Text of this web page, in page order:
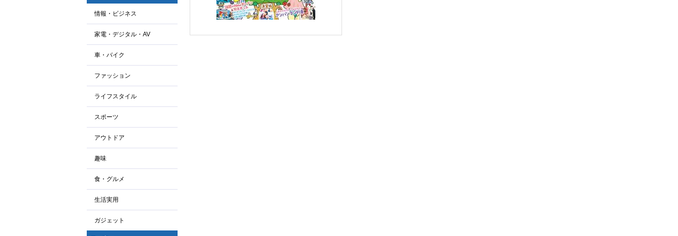
情報・ビジネス
家電・デジタル・AV
車・バイク
ファッション
ライフスタイル
スポーツ
アウトドア
趣味
食・グルメ
生活実用
ガジェット